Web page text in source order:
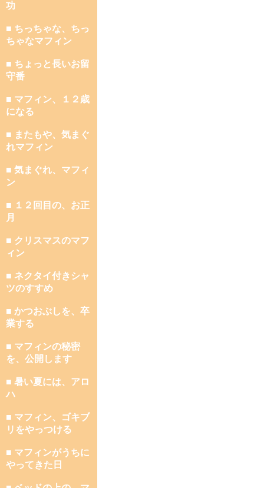
功
■ ちっちゃな、ちっ
ちゃなマフィン
■ ちょっと長いお留
守番
■ マフィン、１２歳
になる
■ またもや、気まぐ
れマフィン
■ 気まぐれ、マフィ
ン
■ １２回目の、お正
月
■ クリスマスのマフ
ィン
■ ネクタイ付きシャ
ツのすすめ
■ かつおぶしを、卒
業する
■ マフィンの秘密
を、公開します
■ 暑い夏には、アロ
ハ
■ マフィン、ゴキブ
リをやっつける
■ マフィンがうちに
やってきた日